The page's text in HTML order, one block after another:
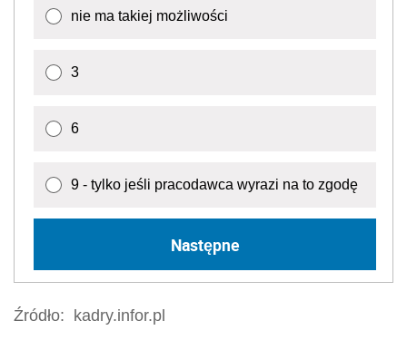
nie ma takiej możliwości
3
6
9 - tylko jeśli pracodawca wyrazi na to zgodę
Następne
Źródło: kadry.infor.pl